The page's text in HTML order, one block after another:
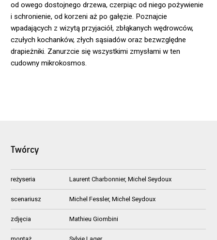
od owego dostojnego drzewa, czerpiąc od niego pożywienie
i schronienie, od korzeni aż po gałęzie. Poznajcie
wpadających z wizytą przyjaciół, zbłąkanych wędrowców,
czułych kochanków, złych sąsiadów oraz bezwzględne
drapieżniki. Zanurzcie się wszystkimi zmysłami w ten
cudowny mikrokosmos.
Twórcy
reżyseria Laurent Charbonnier, Michel Seydoux
scenariusz Michel Fessler, Michel Seydoux
zdjęcia Mathieu Giombini